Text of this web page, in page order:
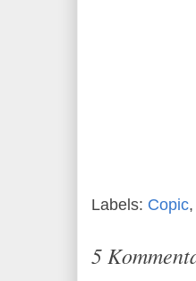
Labels: Copic,
5